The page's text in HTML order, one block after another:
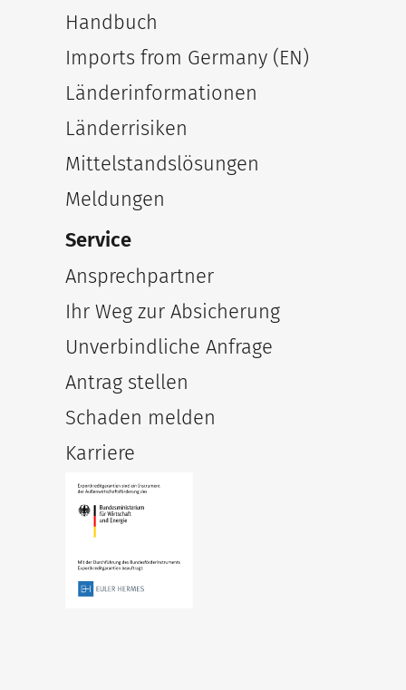
Handbuch
Imports from Germany (EN)
Länderinformationen
Länderrisiken
Mittelstandslösungen
Meldungen
Service
Ansprechpartner
Ihr Weg zur Absicherung
Unverbindliche Anfrage
Antrag stellen
Schaden melden
Karriere